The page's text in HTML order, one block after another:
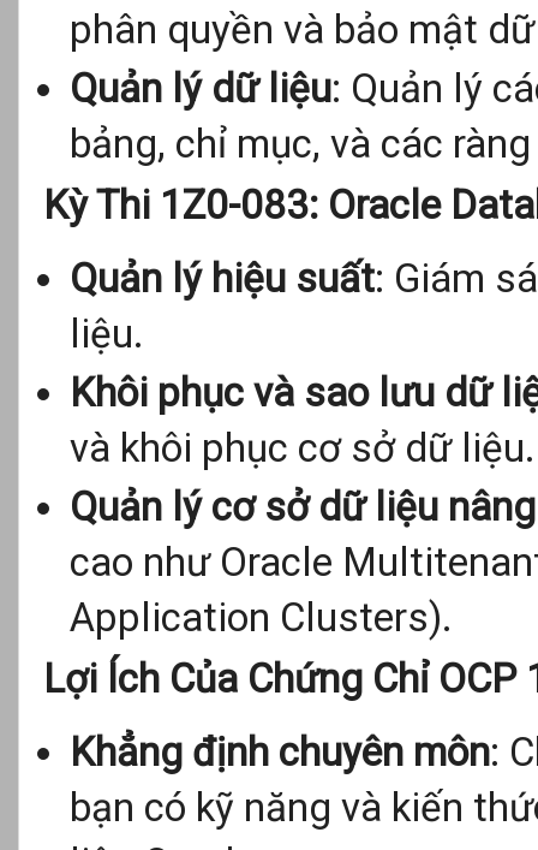
phân quyền và bảo mật
Quản lý dữ liệu: Quản lý
bảng, chỉ mục, và các
Kỳ Thi 1Z0-083: Oracle
Quản lý hiệu suất: Giám
liệu.
Khôi phục và sao lưu dữ
và khôi phục cơ sở dữ liệu.
Quản lý cơ sở dữ liệu
cao như Oracle
Application Clusters).
Lợi Ích Của Chứng Chỉ OCP
Khẳng định chuyên môn:
bạn có kỹ năng và kiến